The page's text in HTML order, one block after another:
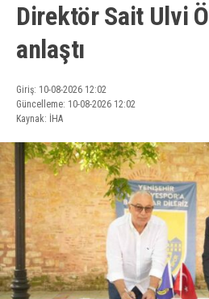
Direktör Sait Ulvi
anlaştı
Giriş: 10-08-2026 12:02
Güncelleme: 10-08-2026 12:02
Kaynak: İHA